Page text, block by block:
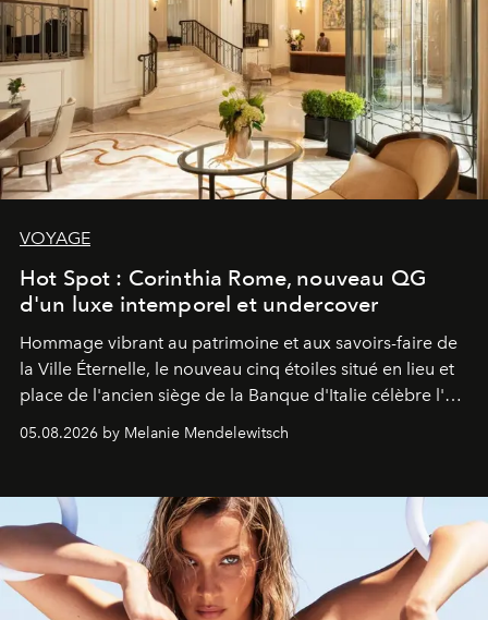
VOYAGE
Hot Spot : Corinthia Rome, nouveau QG
d'un luxe intemporel et undercover
Hommage vibrant au patrimoine et aux savoirs-faire de
la Ville Éternelle, le nouveau cinq étoiles situé en lieu et
place de l'ancien siège de la Banque d'Italie célèbre l'art
de vivre Romain dans toute son élégance intemporelle.
05.08.2026 by Melanie Mendelewitsch